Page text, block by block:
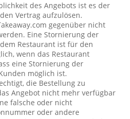
des Angebots ist es der
Vertrag aufzulösen.
gegenüber nicht
Eine Stornierung der
Restaurant ist für den
wenn das Restaurant
eine Stornierung der
möglich ist.
die Bestellung zu
Angebot nicht mehr verfügbar
falsche oder nicht
oder andere